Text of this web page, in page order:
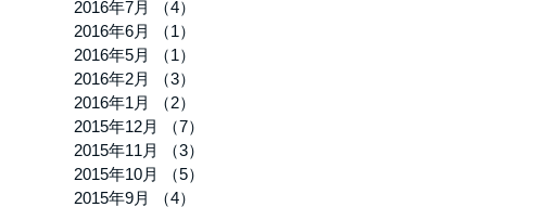
2016年7月
（4）
2016年6月
（1）
2016年5月
（1）
2016年2月
（3）
2016年1月
（2）
2015年12月
（7）
2015年11月
（3）
2015年10月
（5）
2015年9月
（4）